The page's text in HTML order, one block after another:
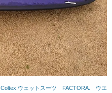
Coltex.ウェットスーツ FACTORA.
ウエ